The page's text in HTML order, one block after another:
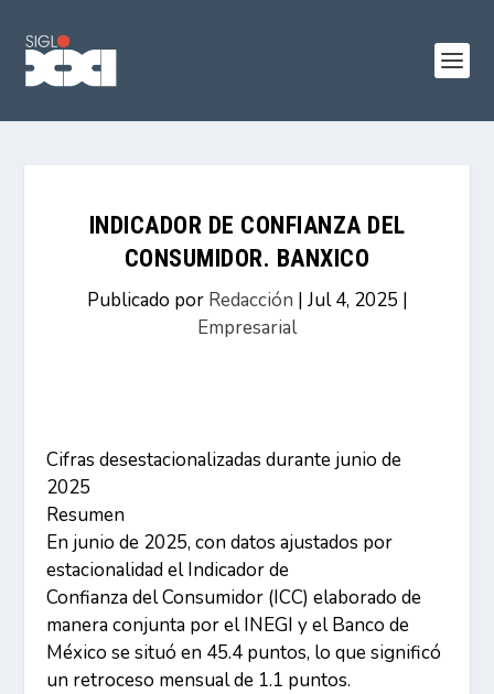
INDICADOR DE CONFIANZA DEL
CONSUMIDOR. BANXICO
Publicado por Redacción | Jul 4, 2025 |
Empresarial
Cifras desestacionalizadas durante junio de
2025
Resumen
En junio de 2025, con datos ajustados por
estacionalidad el Indicador de
Confianza del Consumidor (ICC) elaborado de
manera conjunta por el INEGI y el Banco de
México se situó en 45.4 puntos, lo que significó
un retroceso mensual de 1.1 puntos.